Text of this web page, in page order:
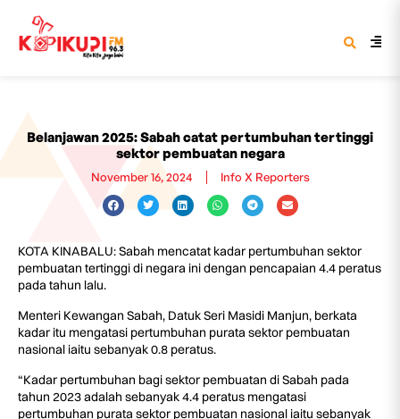
Belanjawan 2025: Sabah catat pertumbuhan tertinggi
sektor pembuatan negara
November 16, 2024 Info X Reporters
KOTA KINABALU: Sabah mencatat kadar pertumbuhan sektor
pembuatan tertinggi di negara ini dengan pencapaian 4.4 peratus
pada tahun lalu.
Menteri Kewangan Sabah, Datuk Seri Masidi Manjun, berkata
kadar itu mengatasi pertumbuhan purata sektor pembuatan
nasional iaitu sebanyak 0.8 peratus.
“Kadar pertumbuhan bagi sektor pembuatan di Sabah pada
tahun 2023 adalah sebanyak 4.4 peratus mengatasi
pertumbuhan purata sektor pembuatan nasional iaitu sebanyak